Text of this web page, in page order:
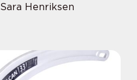
Sara Henriksen